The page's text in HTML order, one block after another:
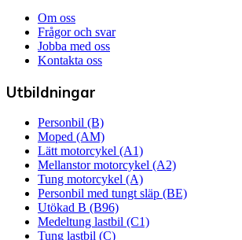
Om oss
Frågor och svar
Jobba med oss
Kontakta oss
Utbildningar
Personbil (B)
Moped (AM)
Lätt motorcykel (A1)
Mellanstor motorcykel (A2)
Tung motorcykel (A)
Personbil med tungt släp (BE)
Utökad B (B96)
Medeltung lastbil (C1)
Tung lastbil (C)